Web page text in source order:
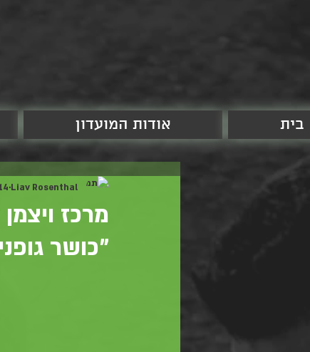
אודות המועדון בית
מרכז
"כושר
Liav Rosenthal 14 בפבר׳ 2019